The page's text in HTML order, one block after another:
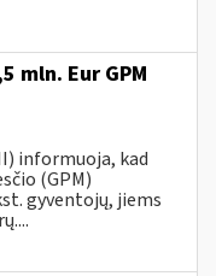
mln. Eur GPM
informuoja, kad
(GPM)
gyventojų, jiems